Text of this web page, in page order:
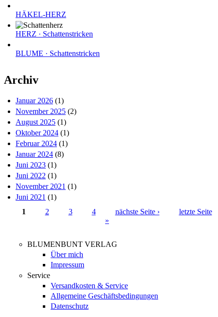
HÄKEL-HERZ
HERZ · Schattenstricken
BLUME · Schattenstricken
Archiv
Januar 2026 (1)
November 2025 (2)
August 2025 (1)
Oktober 2024 (1)
Februar 2024 (1)
Januar 2024 (8)
Juni 2023 (1)
Juni 2022 (1)
November 2021 (1)
Juni 2021 (1)
1 2 3 4 nächste Seite ›
letzte Seite
»
BLUMENBUNT VERLAG
Über mich
Impressum
Service
Versandkosten & Service
Allgemeine Geschäftsbedingungen
Datenschutz